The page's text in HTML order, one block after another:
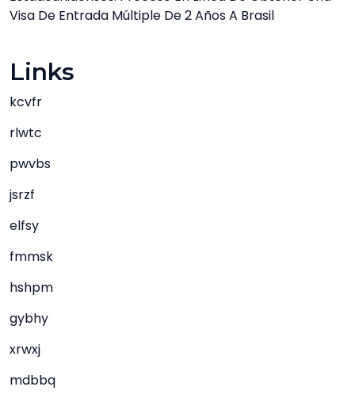
Visa De Entrada Múltiple De 2 Años A Brasil
Links
kcvfr
rlwtc
pwvbs
jsrzf
elfsy
fmmsk
hshpm
gybhy
xrwxj
mdbbq